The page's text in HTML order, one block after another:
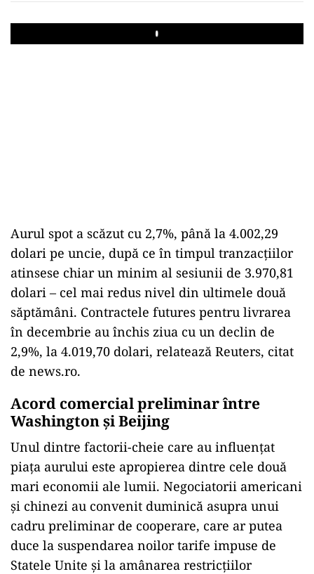
Play
Aurul spot a scăzut cu 2,7%, până la 4.002,29
dolari pe uncie, după ce în timpul tranzacțiilor
atinsese chiar un minim al sesiunii de 3.970,81
dolari – cel mai redus nivel din ultimele două
săptămâni. Contractele futures pentru livrarea
în decembrie au închis ziua cu un declin de
2,9%, la 4.019,70 dolari, relatează Reuters, citat
de news.ro.
Acord comercial preliminar între
Washington și Beijing
Unul dintre factorii-cheie care au influențat
piața aurului este apropierea dintre cele două
mari economii ale lumii. Negociatorii americani
și chinezi au convenit duminică asupra unui
cadru preliminar de cooperare, care ar putea
duce la suspendarea noilor tarife impuse de
Statele Unite și la amânarea restricțiilor